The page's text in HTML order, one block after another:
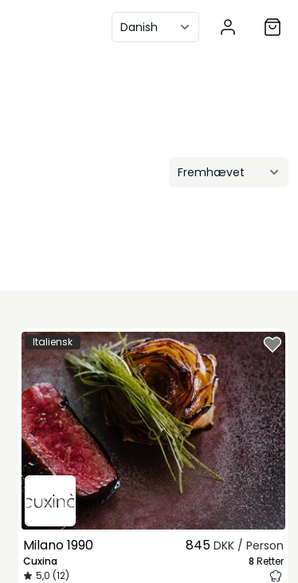
Italiensk
Milano 1990
Cuxina
5,0 (12)
845 DKK / Person
8 Retter